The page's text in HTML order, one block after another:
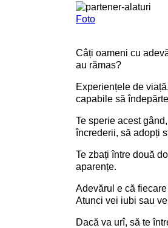
Foto
Câți oameni cu
au rămas?
Experiențele de
capabile să
Te sperie acest
încrederii, să adopți
Te zbați între două
aparențe.
Adevărul e că
Atunci vei iubi sau
Dacă va urî, să te